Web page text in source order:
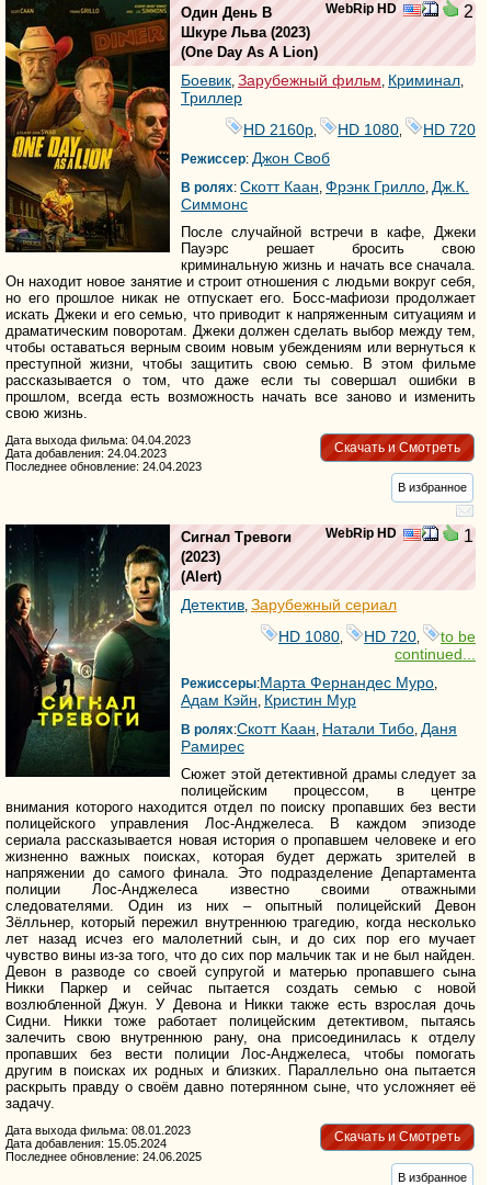
WebRip HD 2
Один День В
Шкуре Льва(2023)
(One Day As A Lion)
Боевик, Зарубежный фильм, Криминал,
Триллер
HD 2160р
HD 1080 HD 720
Режиссер: Джон Своб
В ролях: Скотт Каан, Фрэнк Грилло, Дж.К.
Симмонс
После случайной встречи в кафе, Джеки
Пауэрс решает бросить свою
криминальную жизнь и начать все сначала.
Он находит новое занятие и строит отношения с людьми вокруг себя,
но его прошлое никак не отпускает его. Босс-мафиози продолжает
искать Джеки и его семью, что приводит к напряженным ситуациям и
драматическим поворотам. Джеки должен сделать выбор между тем,
чтобы оставаться верным своим новым убеждениям или вернуться к
преступной жизни, чтобы защитить свою семью. В этом фильме
рассказывается о том, что даже если ты совершал ошибки в
прошлом, всегда есть возможность начать все заново и изменить
свою жизнь.
Скачать и Смотреть
Дата выхода фильма: 04.04.2023
Дата добавления: 24.04.2023
Последнее обновление: 24.04.2023
В избранное
WebRip HD 1
Сигнал Тревоги
(2023)
(Alert)
Детектив, Зарубежный сериал
HD 1080
HD 720
to be
continued...
Режиссеры:Марта Фернандес Муро,
Адам Кэйн, Кристин Мур
В ролях:Скотт Каан, Натали Тибо, Даня
Рамирес
Сюжет этой детективной драмы следует за
полицейским процессом, в центре
внимания которого находится отдел по поиску пропавших без вести
полицейского управления Лос-Анджелеса. В каждом эпизоде
сериала рассказывается новая история о пропавшем человеке и его
жизненно важных поисках, которая будет держать зрителей в
напряжении до самого финала. Это подразделение Департамента
полиции Лос-Анджелеса известно своими отважными
следователями. Один из них – опытный полицейский Девон
Зёлльнер, который пережил внутреннюю трагедию, когда несколько
лет назад исчез его малолетний сын, и до сих пор его мучает
чувство вины из-за того, что до сих пор мальчик так и не был найден.
Девон в разводе со своей супругой и матерью пропавшего сына
Никки Паркер и сейчас пытается создать семью с новой
возлюбленной Джун. У Девона и Никки также есть взрослая дочь
Сидни. Никки тоже работает полицейским детективом, пытаясь
залечить свою внутреннюю рану, она присоединилась к отделу
пропавших без вести полиции Лос-Анджелеса, чтобы помогать
другим в поисках их родных и близких. Параллельно она пытается
раскрыть правду о своём давно потерянном сыне, что усложняет её
задачу.
Скачать и Смотреть
Дата выхода фильма: 08.01.2023
Дата добавления: 15.05.2024
Последнее обновление: 24.06.2025
В избранное